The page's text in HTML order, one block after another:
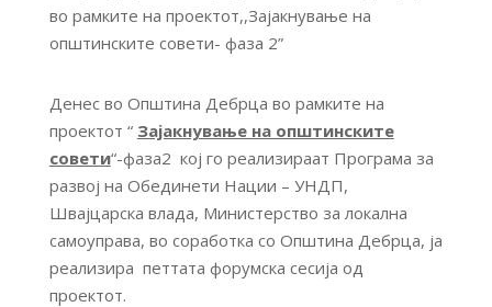
Денес во Општина Дебрца во рамките на
проектот “ Зајакнување на општинските
совети“-фаза2 кој го реализираат Програма за
развој на Обединети Нации – УНДП,
Швајцарска влада, Министерство за локална
самоуправа, во соработка со Општина Дебрца, ја
реализира петтата форумска сесија од
проектот.